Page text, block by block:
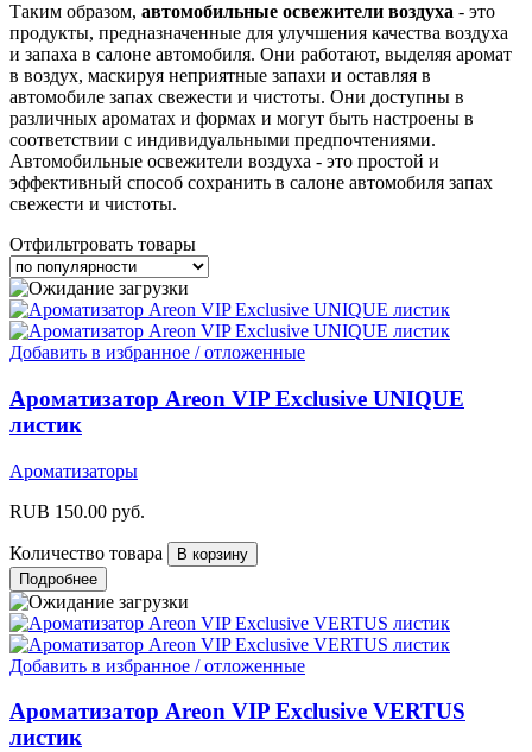
Таким образом, автомобильные освежители воздуха - это
продукты, предназначенные для улучшения качества воздуха
и запаха в салоне автомобиля. Они работают, выделяя аромат
в воздух, маскируя неприятные запахи и оставляя в
автомобиле запах свежести и чистоты. Они доступны в
различных ароматах и формах и могут быть настроены в
соответствии с индивидуальными предпочтениями.
Автомобильные освежители воздуха - это простой и
эффективный способ сохранить в салоне автомобиля запах
свежести и чистоты.
Отфильтровать товары
Добавить в избранное / отложенные
Ароматизатор Areon VIP Exclusive UNIQUE
листик
Ароматизаторы
RUB 150.00 руб.
Количество товара
Подробнее
Добавить в избранное / отложенные
Ароматизатор Areon VIP Exclusive VERTUS
листик